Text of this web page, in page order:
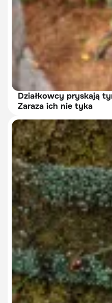
Działkowcy pryskają
Zaraza ich nie tyka